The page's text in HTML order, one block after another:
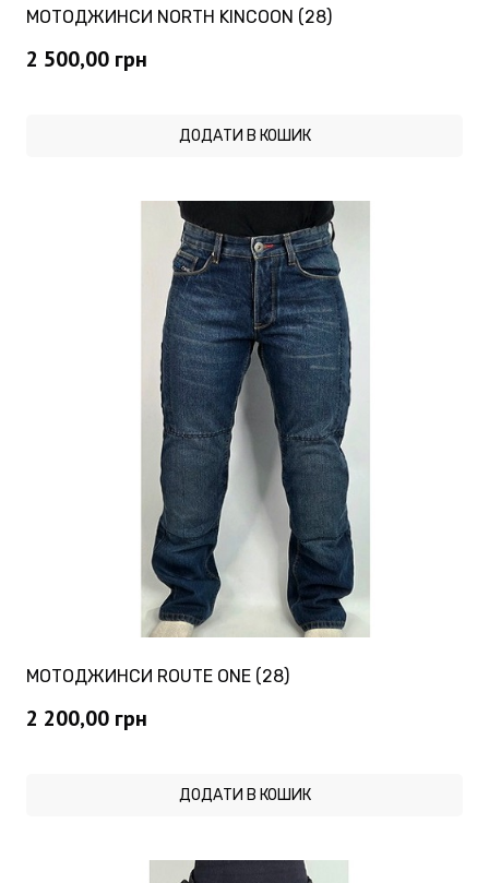
МОТОДЖИНСИ NORTH KINCOON (28)
2 500,00 грн
ДОДАТИ В КОШИК
МОТОДЖИНСИ ROUTE ONE (28)
2 200,00 грн
ДОДАТИ В КОШИК